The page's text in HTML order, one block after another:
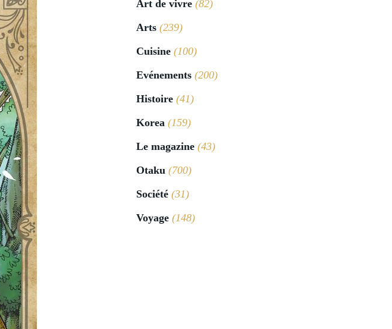
Art de vivre (82)
Arts (239)
Cuisine (100)
Evénements (200)
Histoire (41)
Korea (159)
Le magazine (43)
Otaku (700)
Société (31)
Voyage (148)